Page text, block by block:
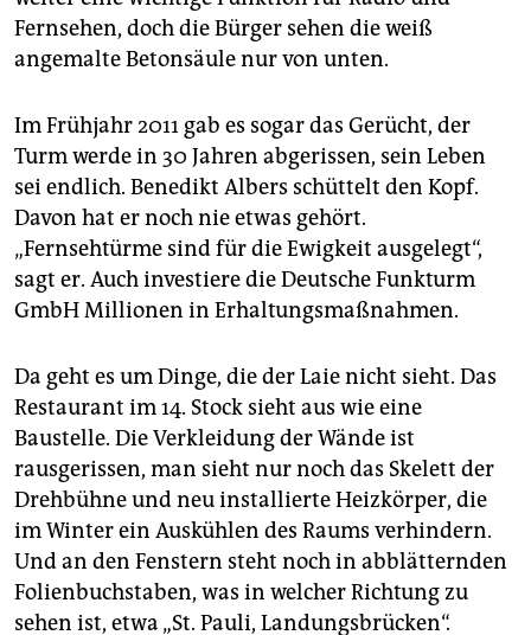
Fernsehen, doch die Bürger sehen die weiß
angemalte Betonsäule nur von unten.
Im Frühjahr 2011 gab es sogar das Gerücht, der
Turm werde in 30 Jahren abgerissen, sein Leben
sei endlich. Benedikt Albers schüttelt den Kopf.
Davon hat er noch nie etwas gehört.
„Fernsehtürme sind für die Ewigkeit ausgelegt“,
sagt er. Auch investiere die Deutsche Funkturm
GmbH Millionen in Erhaltungsmaßnahmen.
Da geht es um Dinge, die der Laie nicht sieht. Das
Restaurant im 14. Stock sieht aus wie eine
Baustelle. Die Verkleidung der Wände ist
rausgerissen, man sieht nur noch das Skelett der
Drehbühne und neu installierte Heizkörper, die
im Winter ein Auskühlen des Raums verhindern.
Und an den Fenstern steht noch in abblätternden
Folienbuchstaben, was in welcher Richtung zu
sehen ist, etwa „St. Pauli, Landungsbrücken“.